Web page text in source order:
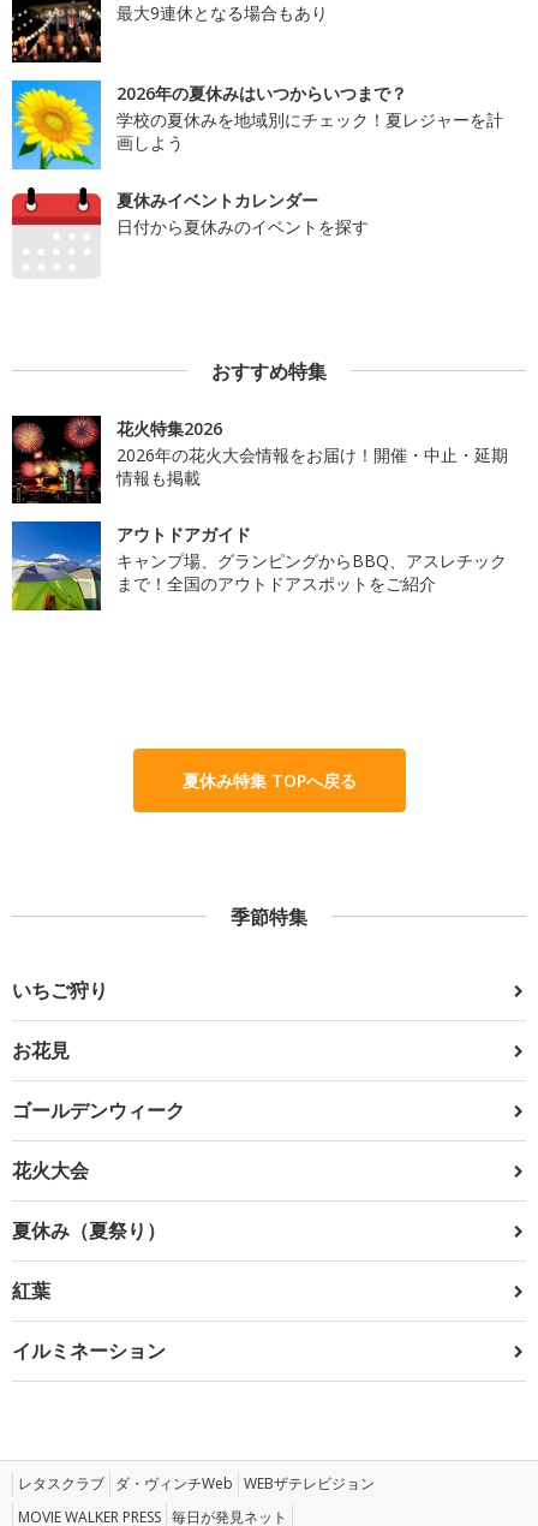
最大9連休となる場合もあり
2026年の夏休みはいつからいつまで？
学校の夏休みを地域別にチェック！夏レジャーを計
画しよう
夏休みイベントカレンダー
日付から夏休みのイベントを探す
おすすめ特集
花火特集2026
2026年の花火大会情報をお届け！開催・中止・延期
情報も掲載
アウトドアガイド
キャンプ場、グランピングからBBQ、アスレチック
まで！全国のアウトドアスポットをご紹介
夏休み特集 TOPへ戻る
季節特集
いちご狩り
お花見
ゴールデンウィーク
花火大会
夏休み（夏祭り）
紅葉
イルミネーション
レタスクラブ ダ・ヴィンチWeb WEBザテレビジョン
MOVIE WALKER PRESS 毎日が発見ネット